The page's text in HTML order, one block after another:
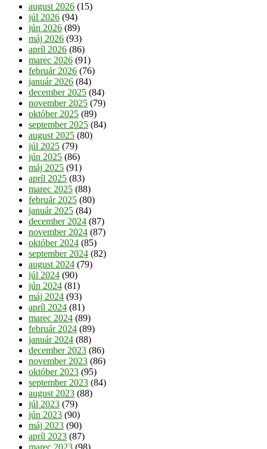
august 2026 (15)
júl 2026 (94)
jún 2026 (89)
máj 2026 (93)
apríl 2026 (86)
marec 2026 (91)
február 2026 (76)
január 2026 (84)
december 2025 (84)
november 2025 (79)
október 2025 (89)
september 2025 (84)
august 2025 (80)
júl 2025 (79)
jún 2025 (86)
máj 2025 (91)
apríl 2025 (83)
marec 2025 (88)
február 2025 (80)
január 2025 (84)
december 2024 (87)
november 2024 (87)
október 2024 (85)
september 2024 (82)
august 2024 (79)
júl 2024 (90)
jún 2024 (81)
máj 2024 (93)
apríl 2024 (81)
marec 2024 (89)
február 2024 (89)
január 2024 (88)
december 2023 (86)
november 2023 (86)
október 2023 (95)
september 2023 (84)
august 2023 (88)
júl 2023 (79)
jún 2023 (90)
máj 2023 (90)
apríl 2023 (87)
marec 2023 (98)